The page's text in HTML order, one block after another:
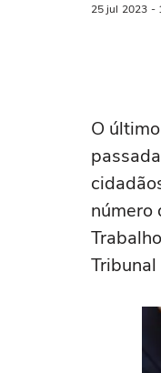
25 jul 2023 -
O último
número